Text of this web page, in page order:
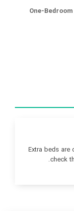
One-
Extra beds are
check